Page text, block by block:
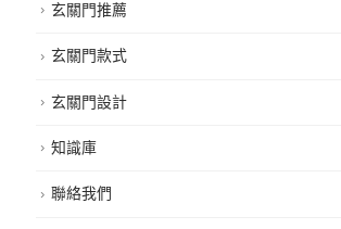
玄關門推薦
玄關門款式
玄關門設計
知識庫
聯絡我們